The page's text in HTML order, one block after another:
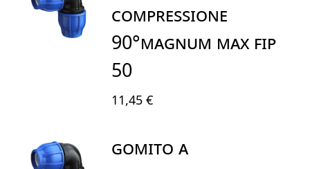
COMPRESSIONE
90°MAGNUM MAX FIP
50
11,45 €
GOMITO A